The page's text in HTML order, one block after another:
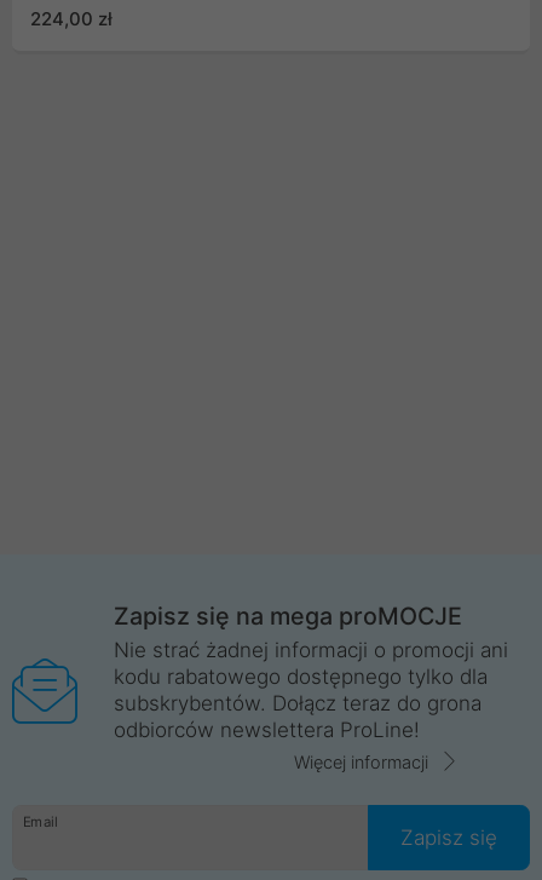
224,00 zł
Zapisz się na mega proMOCJE
Nie strać żadnej informacji o promocji ani
kodu rabatowego dostępnego tylko dla
subskrybentów. Dołącz teraz do grona
odbiorców newslettera ProLine!
Więcej informacji
Email
Zapisz się